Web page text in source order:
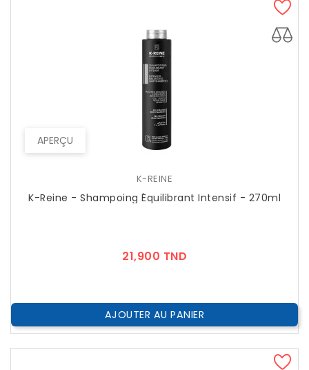
APERÇU
K-REINE
K-Reine - Shampoing Équilibrant Intensif - 270ml
21,900 TND
AJOUTER AU PANIER